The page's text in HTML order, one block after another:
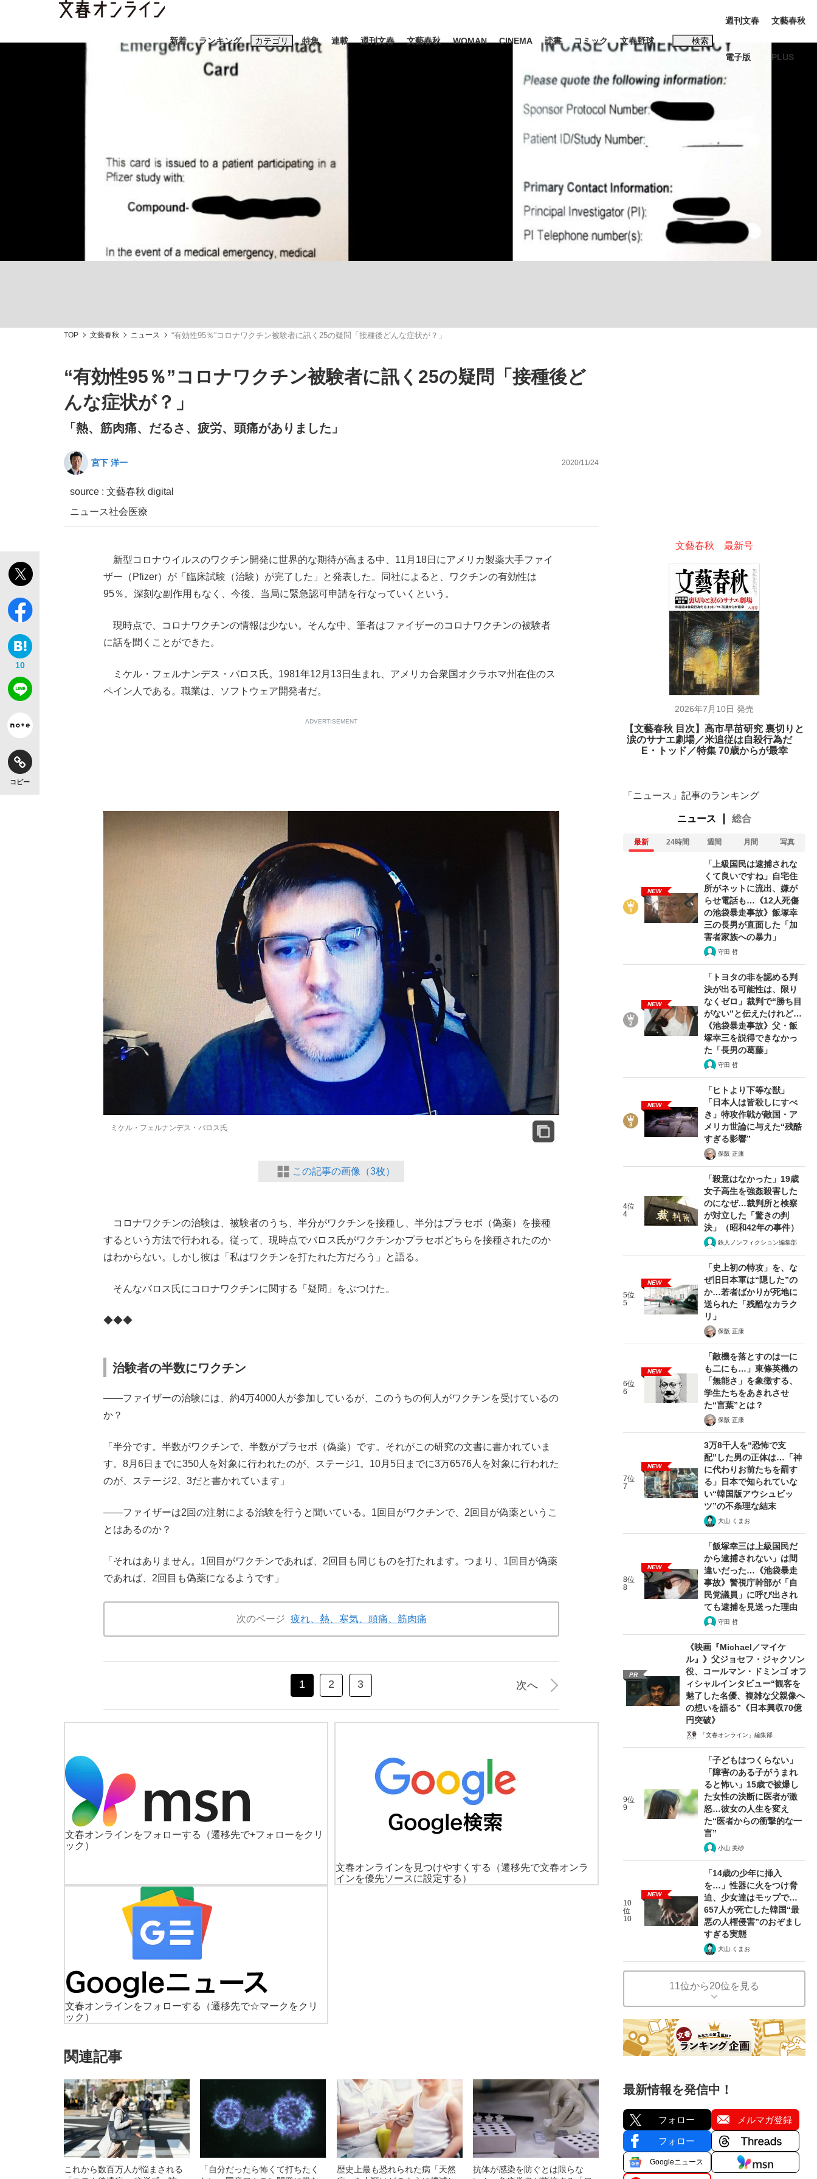
新着 ランキング カテゴリ
エンタメ 読書
「最悪の空気のまま解散」WBC日本代表“敗戦”の真実 選手が明かす...
「敗因分析は一切聞かれなかった」侍ジャパン選手が証言した“NPB聞... 「クマが悪者扱いされているのが悲しい」『北の国から』倉本聰氏（91...
「目標達成できなかったからと言って…」サッカー日本代表・森保一監督...
もっと見る
特集
私のあのとき、私のいま
キングの誕生を、目撃せよ。
いまさら聞けない資産運用のすべて
連載 週刊文春 文藝春秋 WOMAN CINEMA 読書 コミック 文春野球 検索
#松田聖子
#玉木雄一郎
#亀和田武
週刊文春
電子版
文藝春秋
PLUS
TOP 文藝春秋 ニュース “有効性95％”コロナワクチン被験者に訊く25の疑問「接種後どんな症状が？」
“有効性95％”コロナワクチン被験者に訊く25の疑問「接種後ど
んな症状が？」
「熱、筋肉痛、だるさ、疲労、頭痛がありました」
宮下 洋一 2020/11/24
source : 文藝春秋 digital
ニュース社会医療
10
コピー
新型コロナウイルスのワクチン開発に世界的な期待が高まる中、11月18日にアメリカ製薬大手ファイ
ザー（Pfizer）が「臨床試験（治験）が完了した」と発表した。同社によると、ワクチンの有効性は
95％。深刻な副作用もなく、今後、当局に緊急認可申請を行なっていくという。
現時点で、コロナワクチンの情報は少ない。そんな中、筆者はファイザーのコロナワクチンの被験者
に話を聞くことができた。
ミケル・フェルナンデス・バロス氏。1981年12月13日生まれ、アメリカ合衆国オクラホマ州在住のス
ペイン人である。職業は、ソフトウェア開発者だ。
ADVERTISEMENT
ミケル・フェルナンデス・バロス氏
この記事の画像（3枚）
コロナワクチンの治験は、被験者のうち、半分がワクチンを接種し、半分はプラセボ（偽薬）を接種
するという方法で行われる。従って、現時点でバロス氏がワクチンかプラセボどちらを接種されたのか
はわからない。しかし彼は「私はワクチンを打たれた方だろう」と語る。
そんなバロス氏にコロナワクチンに関する「疑問」をぶつけた。
◆◆◆
治験者の半数にワクチン
——ファイザーの治験には、約4万4000人が参加しているが、このうちの何人がワクチンを受けているの
か？
「半分です。半数がワクチンで、半数がプラセボ（偽薬）です。それがこの研究の文書に書かれていま
す。8月6日までに350人を対象に行われたのが、ステージ1。10月5日までに3万6576人を対象に行われた
のが、ステージ2、3だと書かれています」
——ファイザーは2回の注射による治験を行うと聞いている。1回目がワクチンで、2回目が偽薬というこ
とはあるのか？
「それはありません。1回目がワクチンであれば、2回目も同じものを打たれます。つまり、1回目が偽薬
であれば、2回目も偽薬になるようです」
次のページ 疲れ、熱、寒気、頭痛、筋肉痛
1 2 3 次へ
文春オンラインをフォローする
（遷移先で+フォローをクリ
ック）
文春オンラインを見つけやすくする
（遷移先で文春オンラ
インを優先ソースに設定する）
文春オンラインをフォローする
（遷移先で☆マークをクリ
ック）
関連記事
これから数百万人が悩まされる
「自分だったら怖くて打ちたく
歴史上最も恐れられた病「天然
抗体が感染を防ぐとは限らな
文藝春秋 最新号
2026年7月10日 発売
【文藝春秋 目次】高市早苗研究 裏切りと
涙のサナエ劇場／米追従は自殺行為だ
E・トッド／特集 70歳からが最幸
「ニュース」記事のランキング
ニュース 総合
最新 24時間 週間 月間 写真
NEW
「上級国民は逮捕されな
くて良いですね」自宅住
所がネットに流出、嫌が
らせ電話も…《12人死傷
の池袋暴走事故》飯塚幸
三の長男が直面した「加
害者家族への暴力」
守田 哲
NEW
「トヨタの非を認める判
決が出る可能性は、限り
なくゼロ」裁判で“勝ち目
がない”と伝えたけれど…
《池袋暴走事故》父・飯
塚幸三を説得できなかっ
た「長男の葛藤」
守田 哲
NEW
「ヒトより下等な獣」
「日本人は皆殺しにすべ
き」特攻作戦が敵国・ア
メリカ世論に与えた“残酷
すぎる影響”
保阪 正康
4位
4
「殺意はなかった」19歳
女子高生を強姦殺害した
のになぜ…裁判所と検察
が対立した「驚きの判
決」（昭和42年の事件）
鉄人ノンフィクション編集部
5位
5
NEW
「史上初の特攻」を、な
ぜ旧日本軍は“隠した”の
か…若者ばかりが死地に
送られた「残酷なカラク
リ」
保阪 正康
6位
6
NEW
「敵機を落とすのは一に
も二にも…」東條英機の
「無能さ」を象徴する、
学生たちをあきれさせ
た“言葉”とは？
保阪 正康
7位
7
NEW
3万8千人を“恐怖で支
配”した男の正体は…「神
に代わりお前たちを罰す
る」日本で知られていな
い“韓国版アウシュビッ
ツ”の不条理な結末
大山 くまお
8位
8
NEW
「飯塚幸三は上級国民だ
から逮捕されない」は間
違いだった…《池袋暴走
事故》警視庁幹部が「自
民党議員」に呼び出され
ても逮捕を見送った理由
守田 哲
PR
《映画『Michael／マイケ
ル』》父ジョセフ・ジャクソン
役、コールマン・ドミンゴ オフ
ィシャルインタビュー“観客を
魅了した名優、複雑な父親像へ
の想いを語る”《日本興収70億
円突破》
「文春オンライン」編集部
9位
9
「子どもはつくらない」
「障害のある子がうまれ
ると怖い」15歳で被爆し
た女性の決断に医者が激
怒…彼女の人生を変え
た“医者からの衝撃的な一
言”
小山 美砂
10
位
10
NEW
「14歳の少年に挿入
を…」性器に火をつけ脅
迫、少女達はモップで…
657人が死亡した韓国“最
悪の人権侵害”のおぞまし
すぎる実態
大山 くまお
11位から20位を見る
最新情報を発信中！
フォロー メルマガ登録
フォロー
Googleニュース